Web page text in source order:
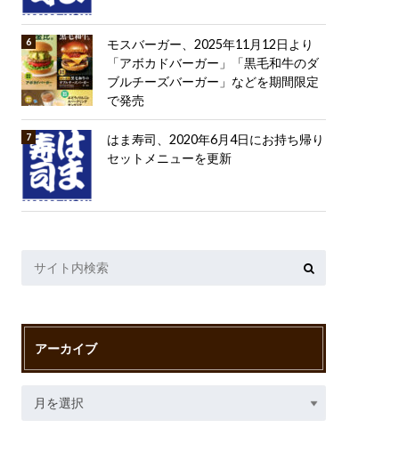
モスバーガー、2025年11月12日より
「アボカドバーガー」「黒毛和牛のダ
ブルチーズバーガー」などを期間限定
で発売
はま寿司、2020年6月4日にお持ち帰り
セットメニューを更新
アーカイブ